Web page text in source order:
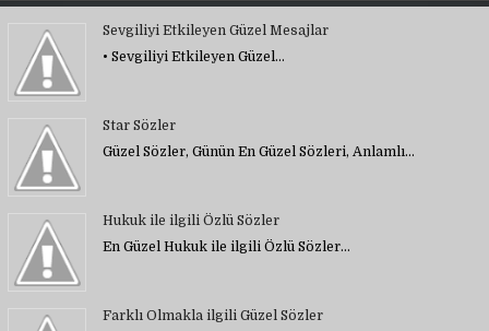
Sevgiliyi Etkileyen Güzel Mesajlar
• Sevgiliyi Etkileyen Güzel…
Star Sözler
Güzel Sözler, Günün En Güzel Sözleri, Anlamlı…
Hukuk ile ilgili Özlü Sözler
En Güzel Hukuk ile ilgili Özlü Sözler…
Farklı Olmakla ilgili Güzel Sözler